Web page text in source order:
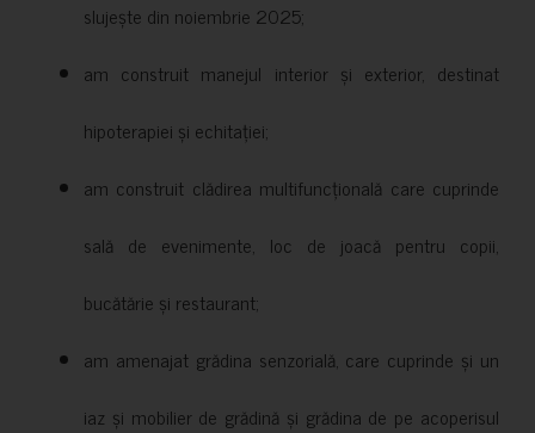
slujește din noiembrie 2025;
am construit manejul interior și exterior, destinat
hipoterapiei și echitației;
am construit clădirea multifuncțională care cuprinde
sală de evenimente, loc de joacă pentru copii,
bucătărie și restaurant;
am amenajat grădina senzorială, care cuprinde și un
iaz și mobilier de grădină și grădina de pe acoperisul